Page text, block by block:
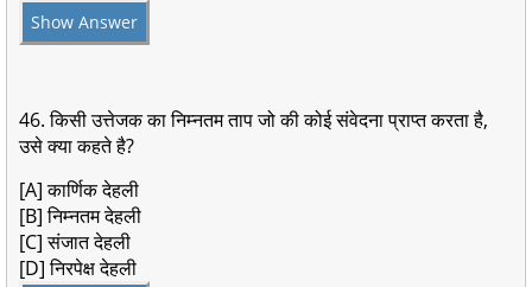
Show Answer
46. किसी उत्तेजक का निम्नतम ताप जो की कोई संवेदना प्राप्त करता है,
उसे क्या कहते है?
[A] कार्णिक देहली
[B] निम्नतम देहली
[C] संजात देहली
[D] निरपेक्ष देहली